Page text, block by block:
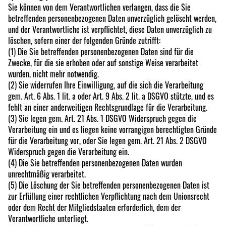
Sie können von dem Verantwortlichen verlangen, dass die Sie
betreffenden personenbezogenen Daten unverzüglich gelöscht werden,
und der Verantwortliche ist verpflichtet, diese Daten unverzüglich zu
löschen, sofern einer der folgenden Gründe zutrifft:
(1) Die Sie betreffenden personenbezogenen Daten sind für die
Zwecke, für die sie erhoben oder auf sonstige Weise verarbeitet
wurden, nicht mehr notwendig.
(2) Sie widerrufen Ihre Einwilligung, auf die sich die Verarbeitung
gem. Art. 6 Abs. 1 lit. a oder Art. 9 Abs. 2 lit. a DSGVO stützte, und es
fehlt an einer anderweitigen Rechtsgrundlage für die Verarbeitung.
(3) Sie legen gem. Art. 21 Abs. 1 DSGVO Widerspruch gegen die
Verarbeitung ein und es liegen keine vorrangigen berechtigten Gründe
für die Verarbeitung vor, oder Sie legen gem. Art. 21 Abs. 2 DSGVO
Widerspruch gegen die Verarbeitung ein.
(4) Die Sie betreffenden personenbezogenen Daten wurden
unrechtmäßig verarbeitet.
(5) Die Löschung der Sie betreffenden personenbezogenen Daten ist
zur Erfüllung einer rechtlichen Verpflichtung nach dem Unionsrecht
oder dem Recht der Mitgliedstaaten erforderlich, dem der
Verantwortliche unterliegt.